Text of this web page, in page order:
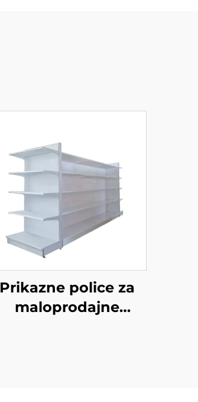
Prikazne police za
maloprodajne